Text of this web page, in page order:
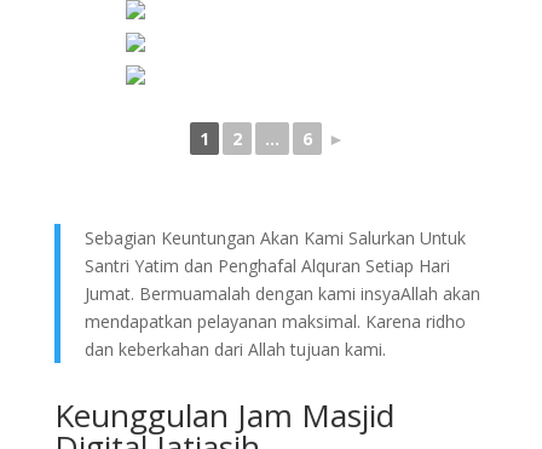
1 2 ... 6 ►
Sebagian Keuntungan Akan Kami Salurkan Untuk
Santri Yatim dan Penghafal Alquran Setiap Hari
Jumat. Bermuamalah dengan kami insyaAllah akan
mendapatkan pelayanan maksimal. Karena ridho
dan keberkahan dari Allah tujuan kami.
Keunggulan Jam Masjid